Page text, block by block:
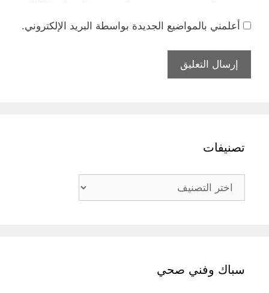
أعلمني بالمواضيع الجديدة بواسطة البريد الإلكتروني.
تصنيفات
تصنيفات
سباك وفني صحي